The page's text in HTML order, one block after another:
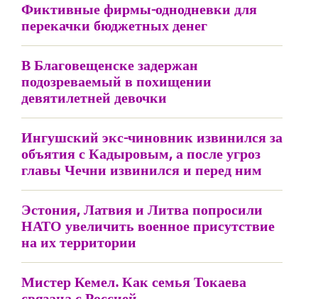
Фиктивные фирмы-однодневки для
перекачки бюджетных денег
В Благовещенске задержан
подозреваемый в похищении
девятилетней девочки
Ингушский экс-чиновник извинился за
объятия с Кадыровым, а после угроз
главы Чечни извинился и перед ним
Эстония, Латвия и Литва попросили
НАТО увеличить военное присутствие
на их территории
Мистер Кемел. Как семья Токаева